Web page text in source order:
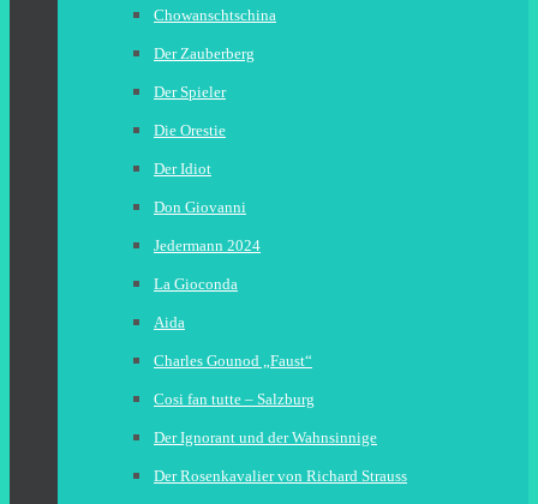
Chowanschtschina
Der Zauberberg
Der Spieler
Die Orestie
Der Idiot
Don Giovanni
Jedermann 2024
La Gioconda
Aida
Charles Gounod „Faust“
Cosi fan tutte – Salzburg
Der Ignorant und der Wahnsinnige
Der Rosenkavalier von Richard Strauss